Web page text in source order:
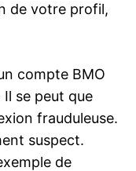
de votre profil,
compte BMO
Il se peut que
frauduleuse.
suspect.
de